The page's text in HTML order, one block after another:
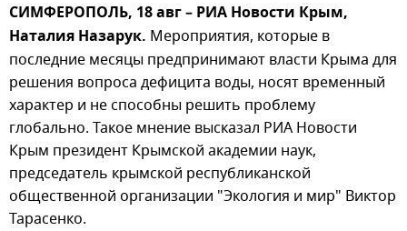
СИМФЕРОПОЛЬ, 18 авг – РИА Новости Крым,
Наталия Назарук. Мероприятия, которые в
последние месяцы предпринимают власти Крыма для
решения вопроса дефицита воды, носят временный
характер и не способны решить проблему
глобально. Такое мнение высказал РИА Новости
Крым президент Крымской академии наук,
председатель крымской республиканской
общественной организации "Экология и мир" Виктор
Тарасенко.